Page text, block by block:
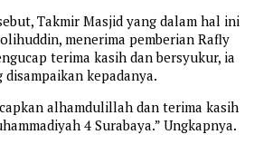
Takmir Masjid yang dalam hal ini
menerima pemberian Rafly
terima kasih dan bersyukur, ia
kepadanya.
alhamdulillah dan terima kasih
4 Surabaya.” Ungkapnya.